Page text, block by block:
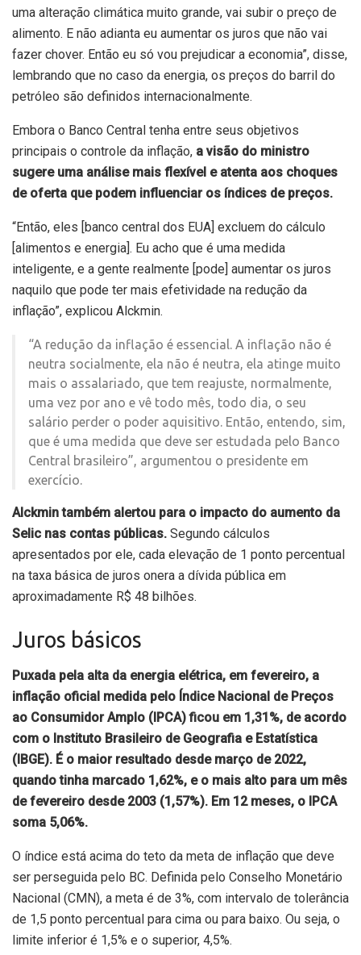
uma alteração climática muito grande, vai subir o preço de
alimento. E não adianta eu aumentar os juros que não vai
fazer chover. Então eu só vou prejudicar a economia”, disse,
lembrando que no caso da energia, os preços do barril do
petróleo são definidos internacionalmente.
Embora o Banco Central tenha entre seus objetivos
principais o controle da inflação, a visão do ministro
sugere uma análise mais flexível e atenta aos choques
de oferta que podem influenciar os índices de preços.
“Então, eles [banco central dos EUA] excluem do cálculo
[alimentos e energia]. Eu acho que é uma medida
inteligente, e a gente realmente [pode] aumentar os juros
naquilo que pode ter mais efetividade na redução da
inflação”, explicou Alckmin.
“A redução da inflação é essencial. A inflação não é
neutra socialmente, ela não é neutra, ela atinge muito
mais o assalariado, que tem reajuste, normalmente,
uma vez por ano e vê todo mês, todo dia, o seu
salário perder o poder aquisitivo. Então, entendo, sim,
que é uma medida que deve ser estudada pelo Banco
Central brasileiro”, argumentou o presidente em
exercício.
Alckmin também alertou para o impacto do aumento da
Selic nas contas públicas. Segundo cálculos
apresentados por ele, cada elevação de 1 ponto percentual
na taxa básica de juros onera a dívida pública em
aproximadamente R$ 48 bilhões.
Juros básicos
Puxada pela alta da energia elétrica, em fevereiro, a
inflação oficial medida pelo Índice Nacional de Preços
ao Consumidor Amplo (IPCA)ficou em 1,31%, de acordo
com o Instituto Brasileiro de Geografia e Estatística
(IBGE). É o maior resultado desde março de 2022,
quando tinha marcado 1,62%, e o mais alto para um mês
de fevereiro desde 2003 (1,57%). Em 12 meses, o IPCA
soma 5,06%.
O índice está acima do teto da meta de inflação que deve
ser perseguida pelo BC. Definida pelo Conselho Monetário
Nacional (CMN), a meta é de 3%, com intervalo de tolerância
de 1,5 ponto percentual para cima ou para baixo. Ou seja, o
limite inferior é 1,5% e o superior, 4,5%.